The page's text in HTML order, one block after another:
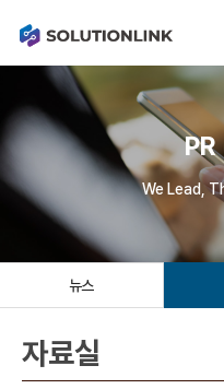
We Lead,
뉴스
자료실